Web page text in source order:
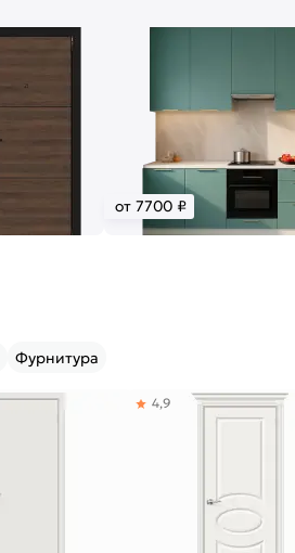
от 7700 ₽
Фурнитура
4,9